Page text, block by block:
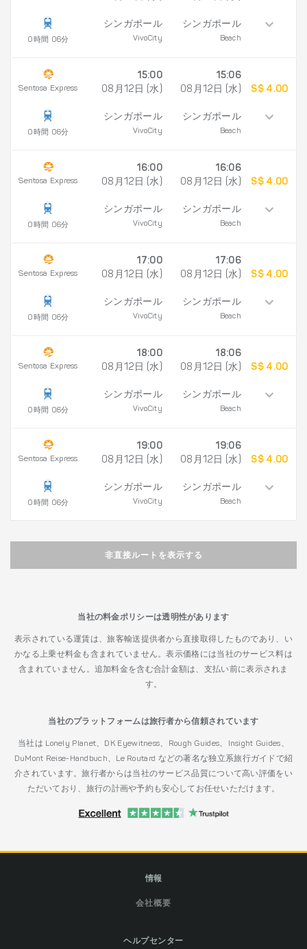
0時間 06分
シンガポール
VivoCity
シンガポール
Beach
Sentosa Express
0時間 06分
15:00
08月12日 (水)
シンガポール
VivoCity
15:06
08月12日 (水)
シンガポール
Beach
S$ 4.00
Sentosa Express
0時間 06分
16:00
08月12日 (水)
シンガポール
VivoCity
16:06
08月12日 (水)
シンガポール
Beach
S$ 4.00
Sentosa Express
0時間 06分
17:00
08月12日 (水)
シンガポール
VivoCity
17:06
08月12日 (水)
シンガポール
Beach
S$ 4.00
Sentosa Express
0時間 06分
18:00
08月12日 (水)
シンガポール
VivoCity
18:06
08月12日 (水)
シンガポール
Beach
S$ 4.00
Sentosa Express
0時間 06分
19:00
08月12日 (水)
シンガポール
VivoCity
19:06
08月12日 (水)
シンガポール
Beach
S$ 4.00
非直接ルートを表示する
当社の料金ポリシーは透明性があります
表示されている運賃は、旅客輸送提供者から直接取得したものであり、い
かなる上乗せ料金も含まれていません。表示価格には当社のサービス料は
含まれていません。追加料金を含む合計金額は、支払い前に表示されま
す。
当社のプラットフォームは旅行者から信頼されています
当社は Lonely Planet、DK Eyewitness、Rough Guides、Insight Guides、
DuMont Reise-Handbuch、Le Routard などの著名な独立系旅行ガイドで紹
介されています。旅行者からは当社のサービス品質について高い評価をい
ただいており、旅行の計画や予約も安心してお任せいただけます。
情報
会社概要
ヘルプセンター